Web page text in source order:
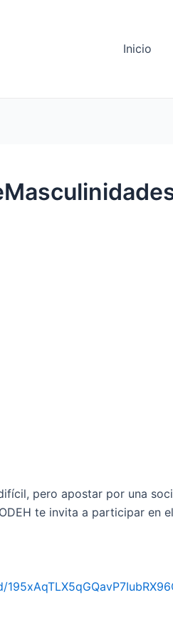
Inicio
pero apostar por una
te invita a participar en